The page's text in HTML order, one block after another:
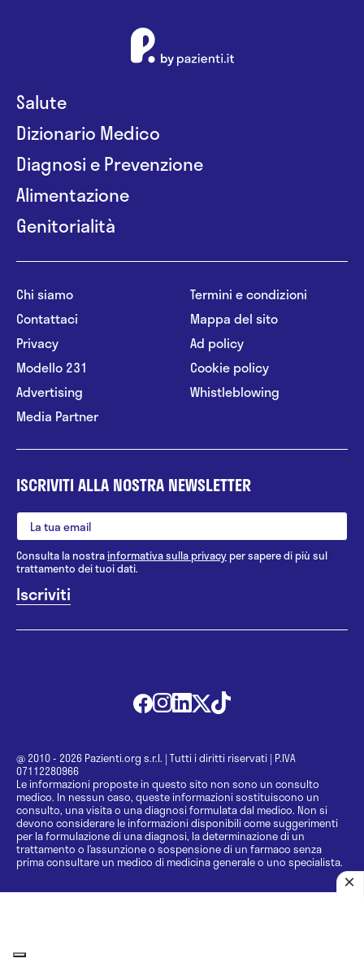
Salute
Dizionario Medico
Diagnosi e Prevenzione
Alimentazione
Genitorialità
Chi siamo
Contattaci
Privacy
Modello 231
Advertising
Media Partner
Termini e condizioni
Mappa del sito
Ad policy
Cookie policy
Whistleblowing
ISCRIVITI ALLA NOSTRA NEWSLETTER
Consulta la nostrainformativa sulla privacy per sapere di più sul
trattamento dei tuoi dati.
@ 2010 - 2026 Pazienti.org s.r.l. | Tutti i diritti riservati | P.IVA
07112280966
Le informazioni proposte in questo sito non sono un consulto
medico. In nessun caso, queste informazioni sostituiscono un
consulto, una visita o una diagnosi formulata dal medico. Non si
devono considerare le informazioni disponibili come suggerimenti
per la formulazione di una diagnosi, la determinazione di un
trattamento o l’assunzione o sospensione di un farmaco senza
prima consultare un medico di medicina generale o uno specialista.